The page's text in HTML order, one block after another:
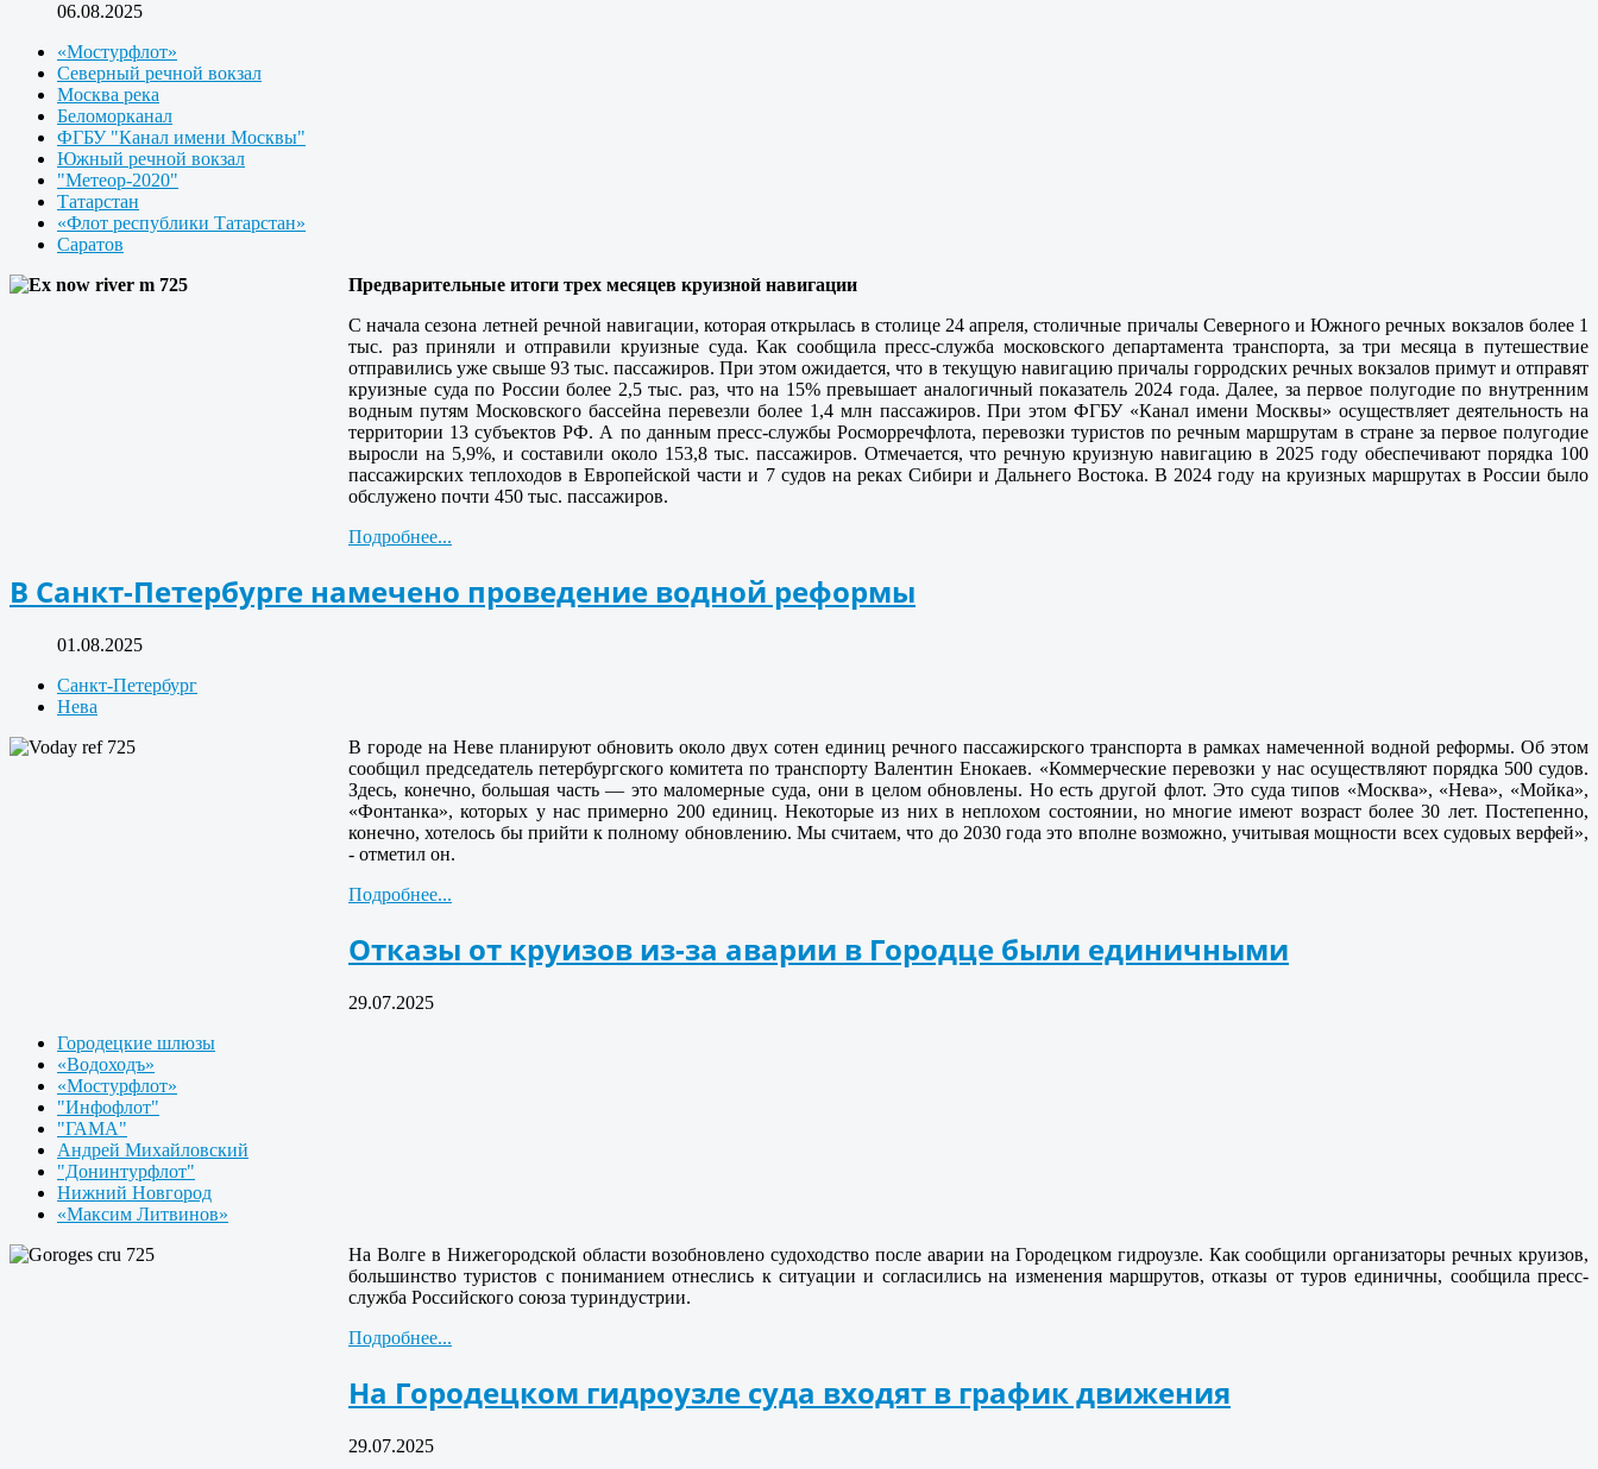
06.08.2025
«Мостурфлот»
Северный речной вокзал
Москва река
Беломорканал
ФГБУ "Канал имени Москвы"
Южный речной вокзал
"Метеор-2020"
Татарстан
«Флот республики Татарстан»
Саратов
Предварительные итоги трех месяцев круизной навигации
С начала сезона летней речной навигации, которая открылась в столице 24 апреля, столичные причалы Северного и Южного речных вокзалов более 1
тыс. раз приняли и отправили круизные суда. Как сообщила пресс-служба московского департамента транспорта, за три месяца в путешествие
отправились уже свыше 93 тыс. пассажиров. При этом ожидается, что в текущую навигацию причалы горродских речных вокзалов примут и отправят
круизные суда по России более 2,5 тыс. раз, что на 15% превышает аналогичный показатель 2024 года. Далее, за первое полугодие по внутренним
водным путям Московского бассейна перевезли более 1,4 млн пассажиров. При этом ФГБУ «Канал имени Москвы» осуществляет деятельность на
территории 13 субъектов РФ. А по данным пресс-службы Росморречфлота, перевозки туристов по речным маршрутам в стране за первое полугодие
выросли на 5,9%, и составили около 153,8 тыс. пассажиров. Отмечается, что речную круизную навигацию в 2025 году обеспечивают порядка 100
пассажирских теплоходов в Европейской части и 7 судов на реках Сибири и Дальнего Востока. В 2024 году на круизных маршрутах в России было
обслужено почти 450 тыс. пассажиров.
Подробнее...
В Санкт-Петербурге намечено проведение водной реформы
01.08.2025
Санкт-Петербург
Нева
В городе на Неве планируют обновить около двух сотен единиц речного пассажирского транспорта в рамках намеченной водной реформы. Об этом
сообщил председатель петербургского комитета по транспорту Валентин Енокаев. «Коммерческие перевозки у нас осуществляют порядка 500 судов.
Здесь, конечно, большая часть — это маломерные суда, они в целом обновлены. Но есть другой флот. Это суда типов «Москва», «Нева», «Мойка»,
«Фонтанка», которых у нас примерно 200 единиц. Некоторые из них в неплохом состоянии, но многие имеют возраст более 30 лет. Постепенно,
конечно, хотелось бы прийти к полному обновлению. Мы считаем, что до 2030 года это вполне возможно, учитывая мощности всех судовых верфей»,
- отметил он.
Подробнее...
Отказы от круизов из-за аварии в Городце были единичными
29.07.2025
Городецкие шлюзы
«Водоходъ»
«Мостурфлот»
"Инфофлот"
"ГАМА"
Андрей Михайловский
"Донинтурфлот"
Нижний Новгород
«Максим Литвинов»
На Волге в Нижегородской области возобновлено судоходство после аварии на Городецком гидроузле. Как сообщили организаторы речных круизов,
большинство туристов с пониманием отнеслись к ситуации и согласились на изменения маршрутов, отказы от туров единичны, сообщила пресс-
служба Российского союза туриндустрии.
Подробнее...
На Городецком гидроузле суда входят в график движения
29.07.2025